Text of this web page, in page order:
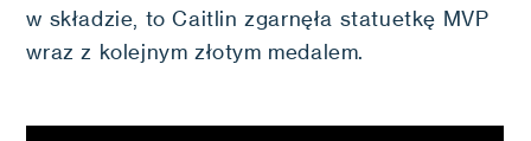
w składzie, to Caitlin zgarnęła statuetkę MVP
wraz z kolejnym złotym medalem.